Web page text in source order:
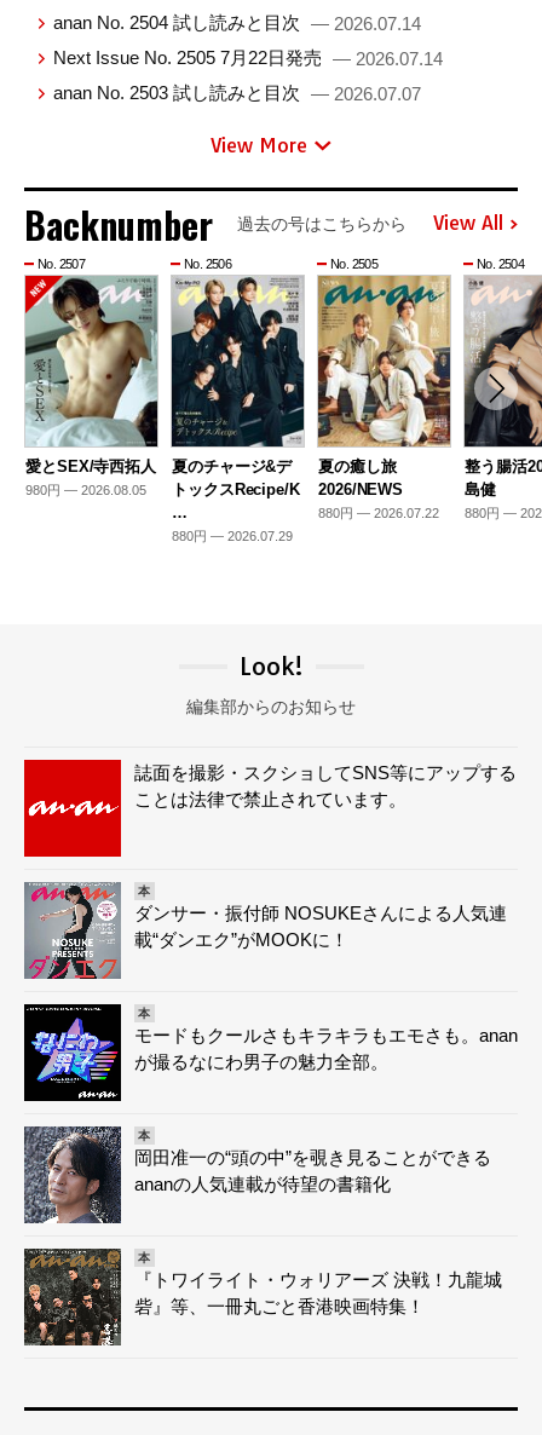
anan No. 2504 試し読みと目次 — 2026.07.14
Next Issue No. 2505 7月22日発売 — 2026.07.14
anan No. 2503 試し読みと目次 — 2026.07.07
View More
Backnumber 過去の号はこちらから View All
No. 2507
愛とSEX/寺西拓人
980円 — 2026.08.05
No. 2506
夏のチャージ&デ
トックスRecipe/K
…
880円 — 2026.07.29
No. 2505
夏の癒し旅
2026/NEWS
880円 — 2026.07.22
No. 2504
整う腸活
島健
880円 —
Look!
編集部からのお知らせ
誌面を撮影・スクショしてSNS等にアップする
ことは法律で禁止されています。
本
ダンサー・振付師 NOSUKEさんによる人気連
載“ダンエク”がMOOKに！
本
モードもクールさもキラキラもエモさも。anan
が撮るなにわ男子の魅力全部。
本
岡田准一の“頭の中”を覗き見ることができる
ananの人気連載が待望の書籍化
本
『トワイライト・ウォリアーズ 決戦！九龍城
砦』等、一冊丸ごと香港映画特集！